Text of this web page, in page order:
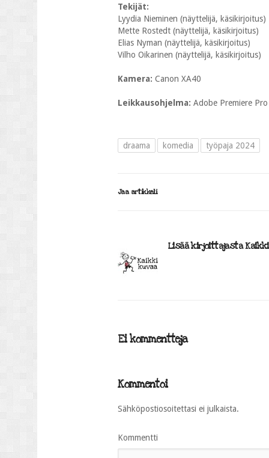
Tekijät:
Lyydia Nieminen (näyttelijä, käsikirjoitus)
Mette Rostedt (näyttelijä, käsikirjoitus)
Elias Nyman (näyttelijä, käsikirjoitus)
Vilho Oikarinen (näyttelijä, käsikirjoitus)
Kamera: Canon XA40
Leikkausohjelma: Adobe Premiere
draama komedia työpaja 2024
Jaa artikkeli
Lisää kirjoittajasta
Ei kommentteja
Kommentoi
Sähköpostiosoitettasi ei julkaista.
Kommentti